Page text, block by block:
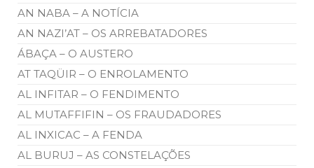
AN NABA – A NOTÍCIA
AN NAZI’AT – OS ARREBATADORES
ÁBAÇA – O AUSTERO
AT TAQÜIR – O ENROLAMENTO
AL INFITAR – O FENDIMENTO
AL MUTAFFIFIN – OS FRAUDADORES
AL INXICAC – A FENDA
AL BURUJ – AS CONSTELAÇÕES